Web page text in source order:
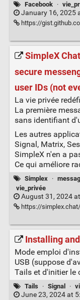
Facebook ·
January 16, 2025
https://
SimpleX
secure
user IDs (not
La vie privée
La première
sans identifiant
Les autres
Signal, Matrix,
SimpleX n'en a
Ce qui améliore
Simplex ·
vie_privée
August 31, 2024 at
https://
Installing
Mode emploi
USB (suppose
Tails et d'initier le
Tails · Signal ·
June 23, 2024 at